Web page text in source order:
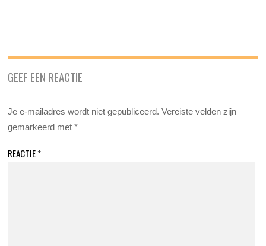
GEEF EEN REACTIE
Je e-mailadres wordt niet gepubliceerd. Vereiste velden zijn
gemarkeerd met*
REACTIE*